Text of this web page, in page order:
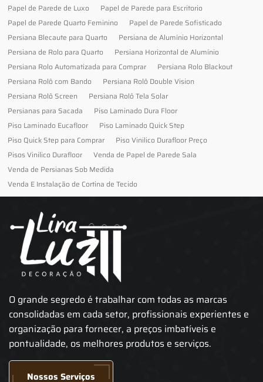
Papel de Parede de Luxo
Papel de Parede para Escritorio
Papel de Parede Quarto Feminino
Papel de Parede Sofisticado
Persiana Blecaute para Quarto
Persiana de Alumínio Horizontal
Persiana de Rolo para Quarto
Persiana Horizontal de Alumínio
Persiana Rolo Automatizada para Comprar
Persiana Rolo Blackout
Persiana Rolô com Bando
Persiana Rolô Double Vision
Persiana Rolô Screen
Persiana Rolô Tela Solar
Persianas para Sacada
Piso Laminado Dura Floor
Piso Laminado Eucafloor
Piso Laminado Quick Step
Piso Quick Step para Comprar
Piso Vinilico Durafloor Preço
Pisos Vinilico Durafloor
Venda de Papel de Parede Sala
Venda de Persianas Sob Medida
Venda E Instalação de Cortina de Tecido
O grande segredo é trabalhar com todas as marcas
consolidadas em cada setor, profissionais experientes e
organização para fornecer, a preços imbatíveis e
pontualidade, os melhores produtos e serviços.
Nossos Serviços